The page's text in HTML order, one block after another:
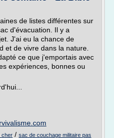
de listes différentes sur
d'évacuation. Il y a
J'ai eu la chance de
et de vivre dans la nature.
ce que j'emportais avec
expériences, bonnes ou
cher / sac de couchage militaire pas